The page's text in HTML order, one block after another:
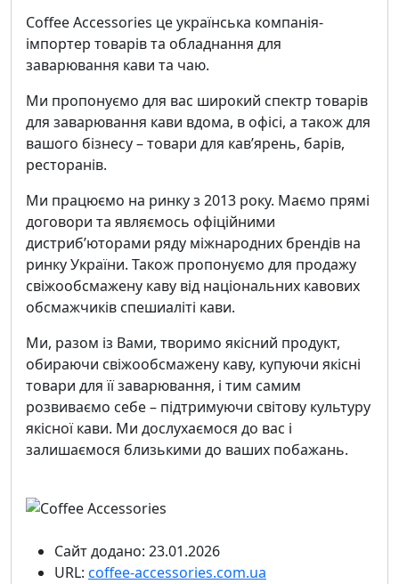
Сoffee Accessories це українська компанія-
імпортер товарів та обладнання для
заварювання кави та чаю.
Ми пропонуємо для вас широкий спектр товарів
для заварювання кави вдома, в офісі, а також для
вашого бізнесу – товари для кав’ярень, барів,
ресторанів.
Ми працюємо на ринку з 2013 року. Маємо прямі
договори та являємось офіційними
дистриб’юторами ряду міжнародних брендів на
ринку України. Також пропонуємо для продажу
свіжообсмажену каву від національних кавових
обсмажчиків спешиаліті кави.
Ми, разом із Вами, творимо якісний продукт,
обираючи свіжообсмажену каву, купуючи якісні
товари для її заварювання, і тим самим
розвиваємо себе – підтримуючи світову культуру
якісної кави. Ми дослухаємося до вас і
залишаємося близькими до ваших побажань.
Сайт додано: 23.01.2026
URL: coffee-accessories.com.ua